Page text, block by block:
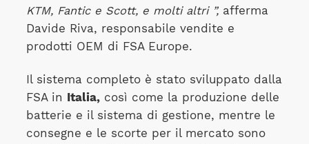
KTM, Fantic e Scott, e molti altri ”,afferma
Davide Riva, responsabile vendite e
prodotti OEM di FSA Europe.
Il sistema completo è stato sviluppato dalla
FSA in
Italia,così come la produzione delle
batterie e il sistema di gestione, mentre le
consegne e le scorte per il mercato sono